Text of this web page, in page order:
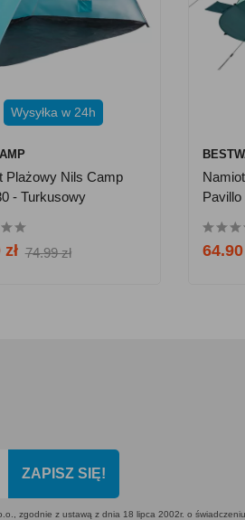
Wysyłka w 24h
Plażowy Nils Camp
- Turkusowy
74.99 zł 64.90
ZAPISZ SIĘ!
zgodnie z ustawą z dnia 18 lipca 2002r. o